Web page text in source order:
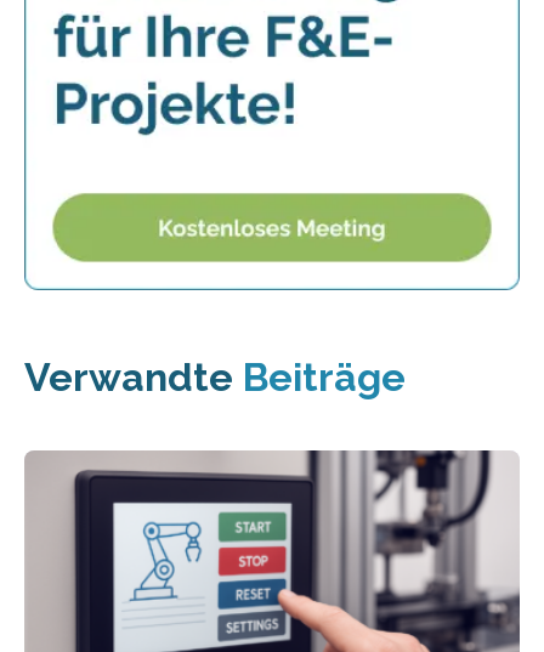
Verwandte Beiträge